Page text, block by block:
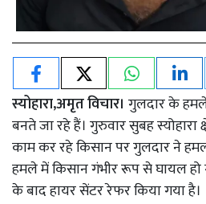
स्योहारा,अमृत विचार। गुलदार के
बनते जा रहे हैं। गुरुवार सुबह स्योहारा
काम कर रहे किसान पर गुलदार ने
हमले में किसान गंभीर रूप से घायल हो
के बाद हायर सेंटर रेफर किया गया है।